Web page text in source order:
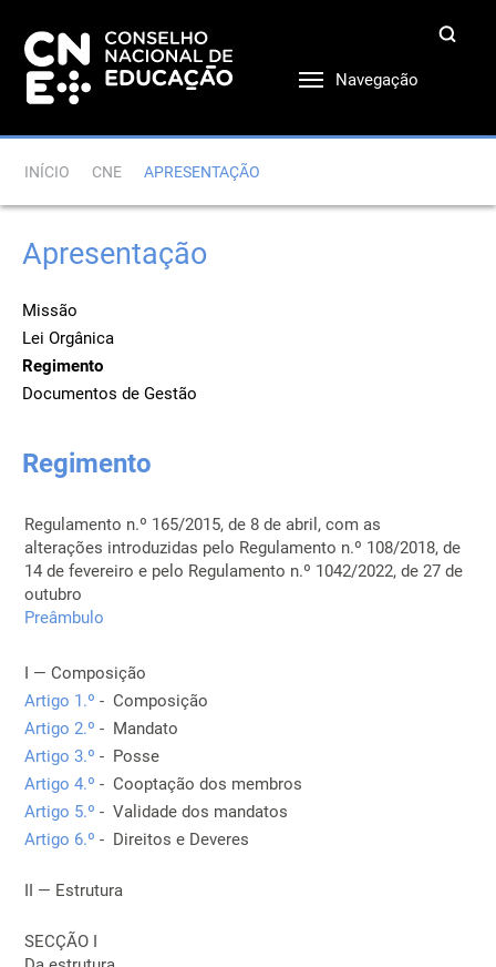
Navegação
INÍCIO CNE APRESENTAÇÃO
Apresentação
Missão
Lei Orgânica
Regimento
Documentos de Gestão
Regimento
Regulamento n.º 165/2015, de 8 de abril, com as
alterações introduzidas pelo Regulamento n.º 108/2018, de
14 de fevereiro e pelo Regulamento n.º 1042/2022, de 27 de
outubro
Preâmbulo
I — Composição
Artigo 1.º - Composição
Artigo 2.º - Mandato
Artigo 3.º - Posse
Artigo 4.º - Cooptação dos membros
Artigo 5.º - Validade dos mandatos
Artigo 6.º - Direitos e Deveres
II — Estrutura
SECÇÃO I